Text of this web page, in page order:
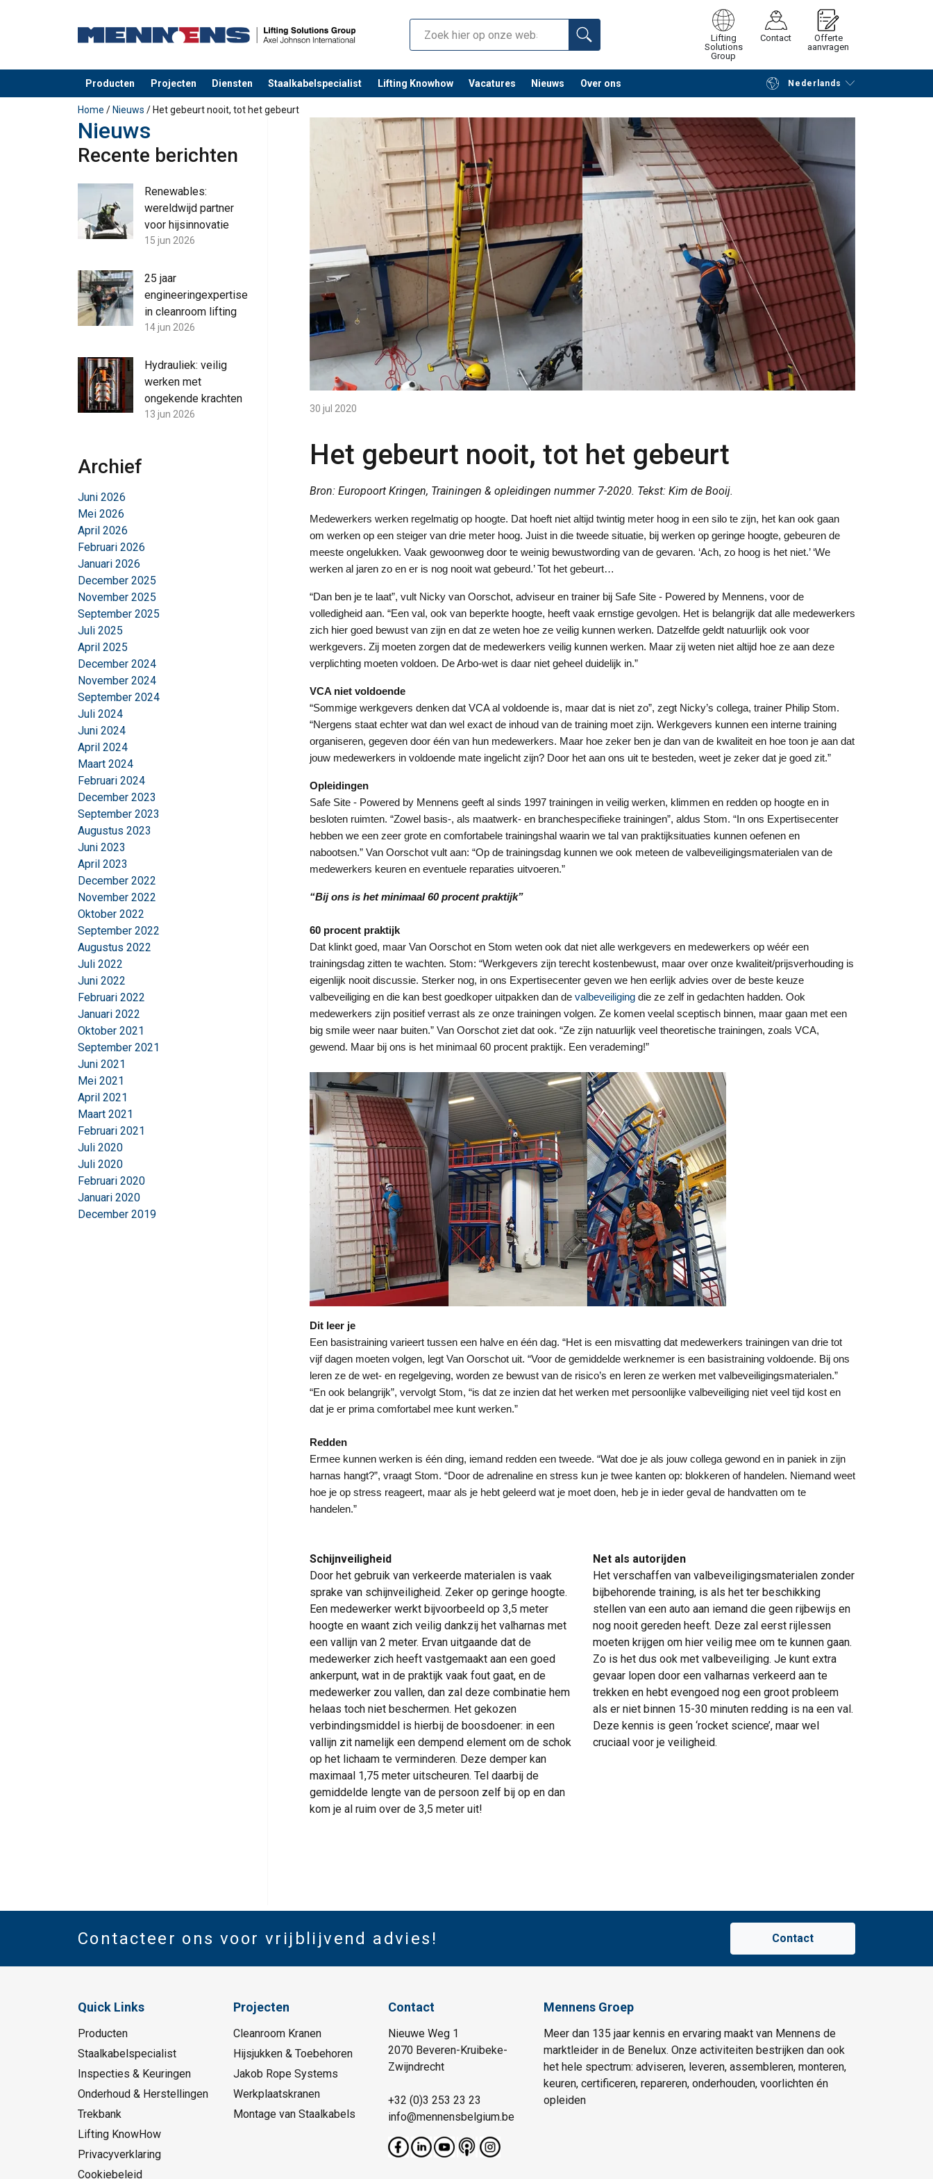
Lifting
Solutions
Group
Contact
Offerte
aanvragen
Producten Projecten Diensten Staalkabelspecialist Lifting Knowhow Vacatures Nieuws Over ons Nederlands
toegevoegd aan uw offerte Verder winkelen Vraag offerte aan
Home / Nieuws / Het gebeurt nooit, tot het gebeurt
30 jul 2020
Het gebeurt nooit, tot het gebeurt
Bron: Europoort Kringen, Trainingen & opleidingen nummer 7-2020. Tekst: Kim de Booij.
Medewerkers werken regelmatig op hoogte. Dat hoeft niet altijd twintig meter hoog in een silo te zijn, het kan ook gaan
om werken op een steiger van drie meter hoog. Juist in die tweede situatie, bij werken op geringe hoogte, gebeuren de
meeste ongelukken. Vaak gewoonweg door te weinig bewustwording van de gevaren. ‘Ach, zo hoog is het niet.’ ‘We
werken al jaren zo en er is nog nooit wat gebeurd.’ Tot het gebeurt…
“Dan ben je te laat”, vult Nicky van Oorschot, adviseur en trainer bij Safe Site - Powered by Mennens, voor de
volledigheid aan. “Een val, ook van beperkte hoogte, heeft vaak ernstige gevolgen. Het is belangrijk dat alle medewerkers
zich hier goed bewust van zijn en dat ze weten hoe ze veilig kunnen werken. Datzelfde geldt natuurlijk ook voor
werkgevers. Zij moeten zorgen dat de medewerkers veilig kunnen werken. Maar zij weten niet altijd hoe ze aan deze
verplichting moeten voldoen. De Arbo-wet is daar niet geheel duidelijk in.”
VCA niet voldoende
“Sommige werkgevers denken dat VCA al voldoende is, maar dat is niet zo”, zegt Nicky’s collega, trainer Philip Stom.
“Nergens staat echter wat dan wel exact de inhoud van de training moet zijn. Werkgevers kunnen een interne training
organiseren, gegeven door één van hun medewerkers. Maar hoe zeker ben je dan van de kwaliteit en hoe toon je aan dat
jouw medewerkers in voldoende mate ingelicht zijn? Door het aan ons uit te besteden, weet je zeker dat je goed zit.”
Opleidingen
Safe Site - Powered by Mennens geeft al sinds 1997 trainingen in veilig werken, klimmen en redden op hoogte en in
besloten ruimten. “Zowel basis-, als maatwerk- en branchespecifieke trainingen”, aldus Stom. “In ons Expertisecenter
hebben we een zeer grote en comfortabele trainingshal waarin we tal van praktijksituaties kunnen oefenen en
nabootsen.” Van Oorschot vult aan: “Op de trainingsdag kunnen we ook meteen de valbeveiligingsmaterialen van de
medewerkers keuren en eventuele reparaties uitvoeren.”
“Bij ons is het minimaal 60 procent praktijk”
60 procent praktijk
Dat klinkt goed, maar Van Oorschot en Stom weten ook dat niet alle werkgevers en medewerkers op wéér een
trainingsdag zitten te wachten. Stom: “Werkgevers zijn terecht kostenbewust, maar over onze kwaliteit/prijsverhouding is
eigenlijk nooit discussie. Sterker nog, in ons Expertisecenter geven we hen eerlijk advies over de beste keuze
valbeveiliging en die kan best goedkoper uitpakken dan de valbeveiliging die ze zelf in gedachten hadden. Ook
medewerkers zijn positief verrast als ze onze trainingen volgen. Ze komen veelal sceptisch binnen, maar gaan met een
big smile weer naar buiten.” Van Oorschot ziet dat ook. “Ze zijn natuurlijk veel theoretische trainingen, zoals VCA,
gewend. Maar bij ons is het minimaal 60 procent praktijk. Een verademing!”
Dit leer je
Een basistraining varieert tussen een halve en één dag. “Het is een misvatting dat medewerkers trainingen van drie tot
vijf dagen moeten volgen, legt Van Oorschot uit. “Voor de gemiddelde werknemer is een basistraining voldoende. Bij ons
leren ze de wet- en regelgeving, worden ze bewust van de risico’s en leren ze werken met valbeveiligingsmaterialen.”
“En ook belangrijk”, vervolgt Stom, “is dat ze inzien dat het werken met persoonlijke valbeveiliging niet veel tijd kost en
dat je er prima comfortabel mee kunt werken.”
Redden
Ermee kunnen werken is één ding, iemand redden een tweede. “Wat doe je als jouw collega gewond en in paniek in zijn
harnas hangt?”, vraagt Stom. “Door de adrenaline en stress kun je twee kanten op: blokkeren of handelen. Niemand weet
hoe je op stress reageert, maar als je hebt geleerd wat je moet doen, heb je in ieder geval de handvatten om te
handelen.”
Schijnveiligheid
Door het gebruik van verkeerde materialen is vaak
sprake van schijnveiligheid. Zeker op geringe hoogte.
Een medewerker werkt bijvoorbeeld op 3,5 meter
hoogte en waant zich veilig dankzij het valharnas met
een vallijn van 2 meter. Ervan uitgaande dat de
medewerker zich heeft vastgemaakt aan een goed
ankerpunt, wat in de praktijk vaak fout gaat, en de
medewerker zou vallen, dan zal deze combinatie hem
helaas toch niet beschermen. Het gekozen
verbindingsmiddel is hierbij de boosdoener: in een
vallijn zit namelijk een dempend element om de schok
op het lichaam te verminderen. Deze demper kan
maximaal 1,75 meter uitscheuren. Tel daarbij de
gemiddelde lengte van de persoon zelf bij op en dan
kom je al ruim over de 3,5 meter uit!
Net als autorijden
Het verschaffen van valbeveiligingsmaterialen zonder
bijbehorende training, is als het ter beschikking
stellen van een auto aan iemand die geen rijbewijs en
nog nooit gereden heeft. Deze zal eerst rijlessen
moeten krijgen om hier veilig mee om te kunnen gaan.
Zo is het dus ook met valbeveiliging. Je kunt extra
gevaar lopen door een valharnas verkeerd aan te
trekken en hebt evengoed nog een groot probleem
als er niet binnen 15-30 minuten redding is na een val.
Deze kennis is geen ‘rocket science’, maar wel
cruciaal voor je veiligheid.
Nieuws
Recente berichten
Renewables:
wereldwijd partner
voor hijsinnovatie
15 jun 2026
25 jaar
engineeringexpertise
in cleanroom lifting
14 jun 2026
Hydrauliek: veilig
werken met
ongekende krachten
13 jun 2026
Archief
Juni 2026
Mei 2026
April 2026
Februari 2026
Januari 2026
December 2025
November 2025
September 2025
Juli 2025
April 2025
December 2024
November 2024
September 2024
Juli 2024
Juni 2024
April 2024
Maart 2024
Februari 2024
December 2023
September 2023
Augustus 2023
Juni 2023
April 2023
December 2022
November 2022
Oktober 2022
September 2022
Augustus 2022
Juli 2022
Juni 2022
Februari 2022
Januari 2022
Oktober 2021
September 2021
Juni 2021
Mei 2021
April 2021
Maart 2021
Februari 2021
Juli 2020
Juli 2020
Februari 2020
Januari 2020
December 2019
Contacteer ons voor vrijblijvend advies! Contact
Quick Links
Producten
Staalkabelspecialist
Inspecties & Keuringen
Onderhoud & Herstellingen
Trekbank
Lifting KnowHow
Privacyverklaring
Cookiebeleid
Projecten
Cleanroom Kranen
Hijsjukken & Toebehoren
Jakob Rope Systems
Werkplaatskranen
Montage van Staalkabels
Contact
Nieuwe Weg 1
2070 Beveren-Kruibeke-
Zwijndrecht
+32 (0)3 253 23 23
info@mennensbelgium.be
Mennens Groep
Meer dan 135 jaar kennis en ervaring maakt van Mennens de
marktleider in de Benelux. Onze activiteiten bestrijken dan ook
het hele spectrum: adviseren, leveren, assembleren, monteren,
keuren, certificeren, repareren, onderhouden, voorlichten én
opleiden
DUTCH
ENGLISH TRANSLATION
Deze website maakt gebruik van cookies.
We gebruiken cookies om inhoud en advertenties te personaliseren en om ons verkeer te analyseren. We
kunnen combineren met andere informatie die u aan hen heeft verstrekt of die zij hebben verzameld door
uw gebruik van hun diensten. Privacybeleid
Prestatie Targeting Functioneel
Niet-
geclassificeerd
ALLES ACCEPTEREN
ALLES AFWIJZEN
DETAILS WEERGEVEN
Cookie Policy